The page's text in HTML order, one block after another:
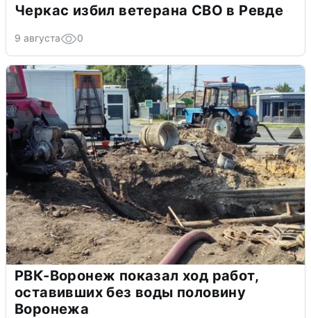
Черкас избил ветерана СВО в Ревде
9 августа 0
РВК-Воронеж показал ход работ,
оставивших без воды половину
Воронежа